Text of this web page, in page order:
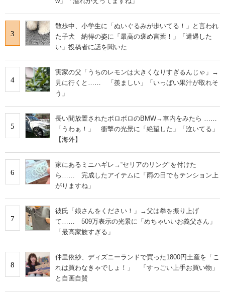
3
散歩中、小学生に「ぬいぐるみが歩いてる！」と言われ
た子犬 納得の姿に「最高の褒め言葉！」「遭遇した
い」投稿者に話を聞いた
4
実家の父「うちのレモンは大きくなりすぎるんじゃ」→
見に行くと…… 「羨ましい」「いっぱい果汁が取れそ
う」
5
長い間放置されたボロボロのBMW→車内をみたら ……
「うわぁ！」 衝撃の光景に「絶望した」「泣いてる」
【海外】
6
家にあるミニハギレ→“セリアのリング”を付けた
ら…… 完成したアイテムに「雨の日でもテンション上
がりますね」
7
彼氏「娘さんをください！」→父は拳を振り上げ
て…… 509万表示の光景に「めちゃいいお義父さん」
「最高家族すぎる」
8
仲里依紗、ディズニーランドで買った1800円土産を「こ
れは買わなきゃでしょ！」 「すっごい上手お買い物」
と自画自賛